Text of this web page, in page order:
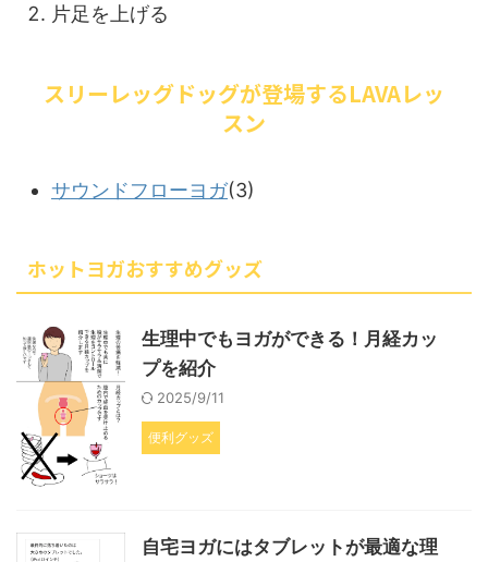
片足を上げる
スリーレッグドッグが登場するLAVAレッ
スン
サウンドフローヨガ(3)
ホットヨガおすすめグッズ
生理中でもヨガができる！月経カッ
プを紹介
2025/9/11
便利グッズ
自宅ヨガにはタブレットが最適な理